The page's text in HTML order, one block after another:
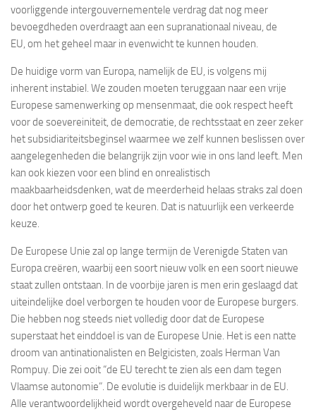
voorliggende intergouvernementele verdrag dat nog meer
bevoegdheden overdraagt aan een supranationaal niveau, de
EU, om het geheel maar in evenwicht te kunnen houden.
De huidige vorm van Europa, namelijk de EU, is volgens mij
inherent instabiel. We zouden moeten teruggaan naar een vrije
Europese samenwerking op mensenmaat, die ook respect heeft
voor de soevereiniteit, de democratie, de rechtsstaat en zeer zeker
het subsidiariteitsbeginsel waarmee we zelf kunnen beslissen over
aangelegenheden die belangrijk zijn voor wie in ons land leeft. Men
kan ook kiezen voor een blind en onrealistisch
maakbaarheidsdenken, wat de meerderheid helaas straks zal doen
door het ontwerp goed te keuren. Dat is natuurlijk een verkeerde
keuze.
De Europese Unie zal op lange termijn de Verenigde Staten van
Europa creëren, waarbij een soort nieuw volk en een soort nieuwe
staat zullen ontstaan. In de voorbije jaren is men erin geslaagd dat
uiteindelijke doel verborgen te houden voor de Europese burgers.
Die hebben nog steeds niet volledig door dat de Europese
superstaat het einddoel is van de Europese Unie. Het is een natte
droom van antinationalisten en Belgicisten, zoals Herman Van
Rompuy. Die zei ooit “de EU terecht te zien als een dam tegen
Vlaamse autonomie”. De evolutie is duidelijk merkbaar in de EU.
Alle verantwoordelijkheid wordt overgeheveld naar de Europese